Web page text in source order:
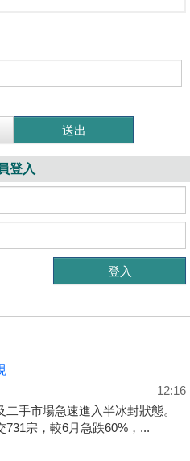
登入
12:16
二手市場急速進入半冰封狀態。
731宗，較6月急跌60%，...